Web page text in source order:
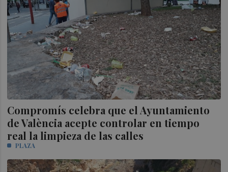
Compromís celebra que el Ayuntamiento
de València acepte controlar en tiempo
real la limpieza de las calles
PLAZA